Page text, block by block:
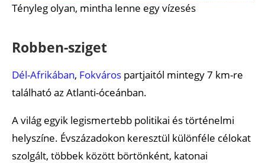
Tényleg olyan, mintha lenne egy vízesés
Robben-sziget
Dél-Afrikában, Fokváros partjaitól mintegy 7 km-re
található az Atlanti-óceánban.
A világ egyik legismertebb politikai és történelmi
helyszíne. Évszázadokon keresztül különféle célokat
szolgált, többek között börtönként, katonai